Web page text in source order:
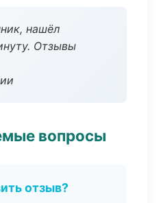
нашёл
Отзывы
вопросы
отзыв?